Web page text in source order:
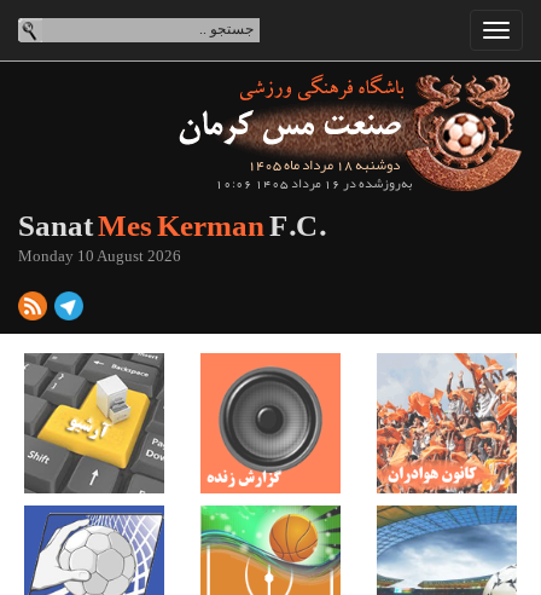
دوشنبه 18 مرداد ماه 1405
به‌روزشده در 16 مرداد 1405 10:06
SanatMes KermanF.C.
Monday 10 August 2026